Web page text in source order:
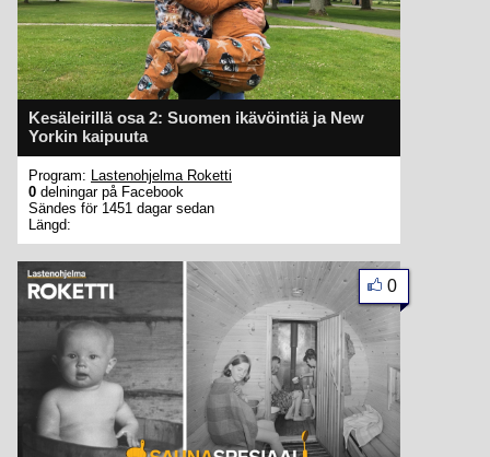
Kesäleirillä osa 2: Suomen ikävöintiä ja New
Yorkin kaipuuta
Program: Lastenohjelma Roketti
0 delningar på Facebook
Sändes för 1451 dagar sedan
Längd:
0